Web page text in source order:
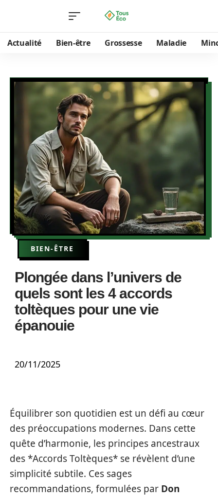
Actualité Bien-être Grossesse Maladie
BIEN-ÊTRE
Plongée dans l’univers de
quels sont les 4 accords
toltèques pour une vie
épanouie
20/11/2025
Équilibrer son quotidien est un défi au cœur
des préoccupations modernes. Dans cette
quête d’harmonie, les principes ancestraux
des *Accords Toltèques* se révèlent d’une
simplicité subtile. Ces sages
recommandations, formulées par Don